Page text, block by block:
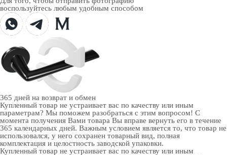
воспользуйтесь любым удобным способом
365 дней на возврат и обмен
Купленный товар не устраивает вас по качеству или иным
параметрам? Мы поможем разобраться с этим вопросом! С
момента получения Вами товара Вы вправе вернуть его в течение
365 календарных дней. Важным условием является то, что товар не
использовался, у него сохранен товарный вид, полная
комплектация и целостность заводской упаковки.
Купленный товар не устраивает вас по качеству или иным